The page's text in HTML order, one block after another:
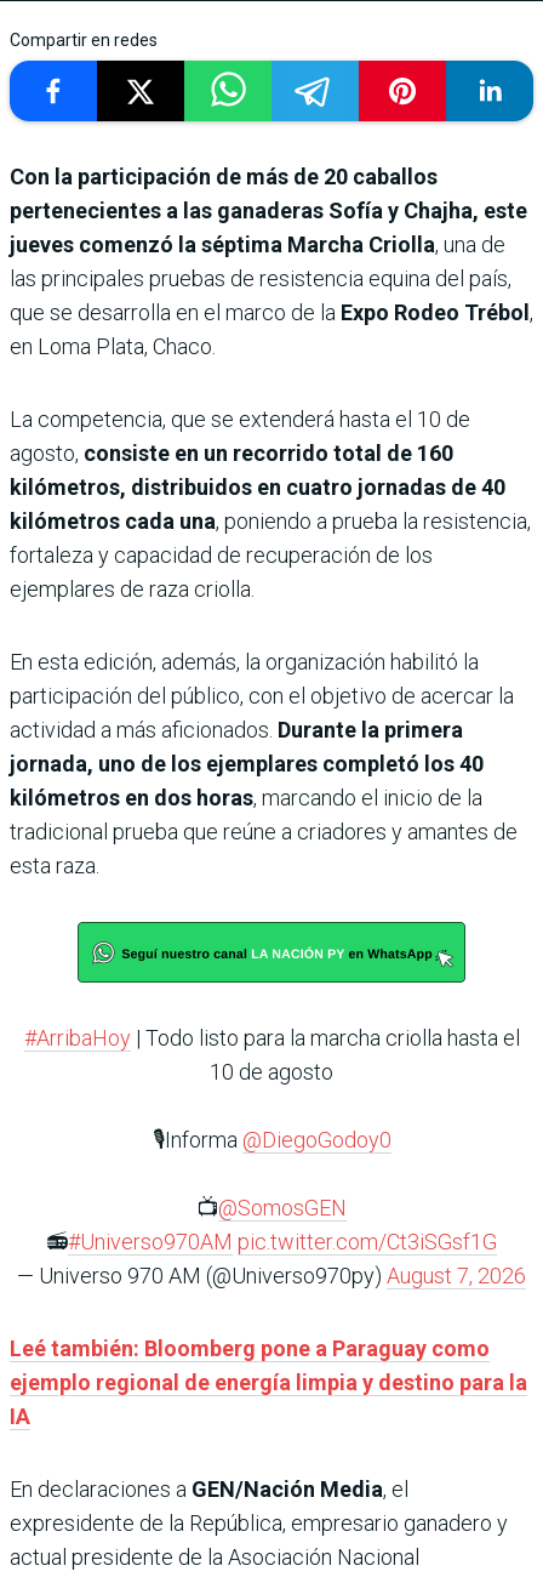
Compartir en redes
Con la participación de más de 20 caballos
pertenecientes a las ganaderas Sofía y Chajha, este
jueves comenzó la séptima Marcha Criolla, una de
las principales pruebas de resistencia equina del país,
que se desarrolla en el marco de la Expo Rodeo Trébol ,
en Loma Plata, Chaco.
La competencia, que se extenderá hasta el 10 de
agosto, consiste en un recorrido total de 160
kilómetros, distribuidos en cuatro jornadas de 40
kilómetros cada una, poniendo a prueba la resistencia,
fortaleza y capacidad de recuperación de los
ejemplares de raza criolla.
En esta edición, además, la organización habilitó la
participación del público, con el objetivo de acercar la
actividad a más aficionados. Durante la primera
jornada, uno de los ejemplares completó los 40
kilómetros en dos horas, marcando el inicio de la
tradicional prueba que reúne a criadores y amantes de
esta raza.
#ArribaHoy| Todo listo para la marcha criolla hasta el
10 de agosto
🎙️Informa @DiegoGodoy0
📺@SomosGEN
📻#Universo970AM pic.twitter.com/Ct3iSGsf1G
— Universo 970 AM (@Universo970py) August 7, 2026
Leé también: Bloomberg pone a Paraguay como
ejemplo regional de energía limpia y destino para la
IA
En declaraciones a GEN/Nación Media, el
expresidente de la República, empresario ganadero y
actual presidente de la Asociación Nacional